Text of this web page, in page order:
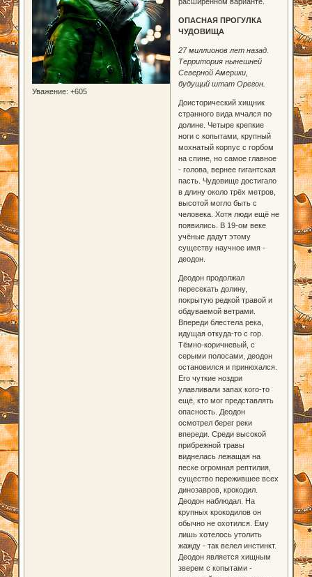
Уважение: +605
ОПАСНАЯ ПРОГУЛКА
ЧУДОВИЩА
27 миллионов лет назад.
Территория нынешней
Северной Америки,
будущий штат Орегон.
Доисторический хищник
странного вида мчался по
долине. Четыре крепкие
ноги с копытами, крупный
мохнатый корпус с горбом
на спине, но самое главное
- голова, вернее гигантская
пасть. Чудовище достигало
в длину около трёх метров,
высотой могло быть с
человека. Хотя люди ещё не
появились. В 19-ом веке
учёные дадут этому
существу научное имя -
деодон.
Деодон продолжал
пересекать долину,
покрытую редкой травой и
обдуваемой ветрами.
Впереди блестела река,
идущая откуда-то с гор.
Тёмно-коричневый, с
серыми полосами, деодон
остановился и принюхался.
Его чуткие ноздри
улавливали запах кого-то
ещё, кто мог представлять
опасность. Деодон
осмотрел берег реки
впереди. Среди высокой
прибрежной травы
виднелась лежащая на
песке огромная рептилия,
существо пережившее всех
динозавров, крокодил.
Деодон наблюдал. На
крупных крокодилов он
обычно не охотился. Ему
лишь хотелось утолить
жажду - так велел инстинкт.
Деодон является хищным
зверем с копытами -